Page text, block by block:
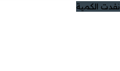
نفدت الكمية